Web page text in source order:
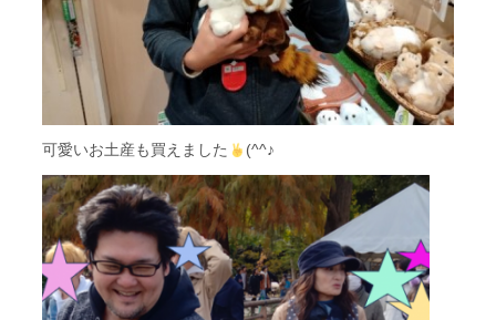
可愛いお土産も買えました (^^♪